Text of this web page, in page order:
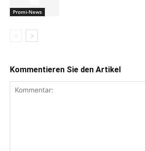
Promi-News
Kommentieren Sie den Artikel